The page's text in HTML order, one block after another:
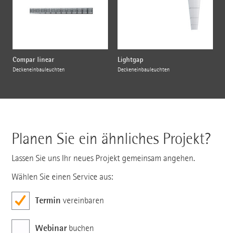
Compar linear
Deckeneinbauleuchten
Lightgap
Deckeneinbauleuchten
Planen Sie ein ähnliches Projekt?
Lassen Sie uns Ihr neues Projekt gemeinsam angehen.
Wählen Sie einen Service aus:
Termin vereinbaren
Webinarbuchen